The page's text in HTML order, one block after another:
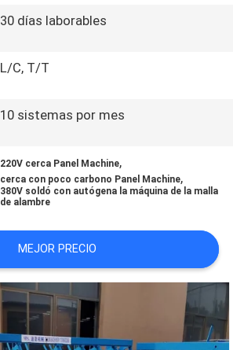
30 días laborables
L/C, T/T
10 sistemas por mes
220V cerca Panel Machine,
cerca con poco carbono Panel Machine,
380V soldó con autógena la máquina de la malla
de alambre
MEJOR PRECIO